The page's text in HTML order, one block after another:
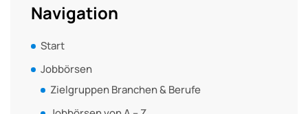
Navigation
Start
Jobbörsen
Zielgruppen Branchen & Berufe